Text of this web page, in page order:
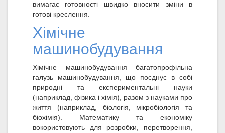
вимагає готовності швидко вносити зміни в
готові креслення.
Хімічне
машинобудування
Хімічне машинобудування багатопрофільна
галузь машинобудування, що поєднує в собі
природні та експериментальні науки
(наприклад, фізика і хімія), разом з науками про
життя (наприклад, біологія, мікробіологія та
біохімія). Математику та економіку
вокористовують для розробки, перетворення,